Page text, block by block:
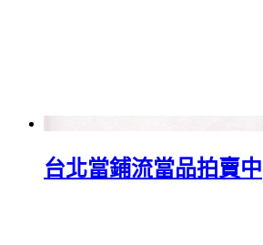
台北當鋪流當品拍賣中